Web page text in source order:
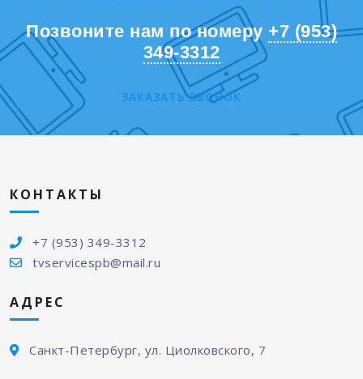
Позвоните нам по номеру +7 (953)
349-3312
ЗАКАЗАТЬ ЗВОНОК
КОНТАКТЫ
+7 (953) 349-3312
tvservicespb@mail.ru
АДРЕС
Санкт-Петербург, ул. Циолковского, 7